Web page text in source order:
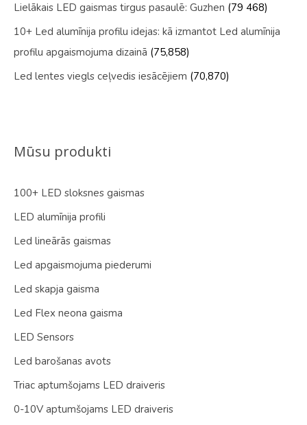
Lielākais LED gaismas tirgus pasaulē: Guzhen (79 468)
10+ Led alumīnija profilu idejas: kā izmantot Led alumīnija
profilu apgaismojuma dizainā (75,858)
Led lentes viegls ceļvedis iesācējiem (70,870)
Mūsu produkti
100+ LED sloksnes gaismas
LED alumīnija profili
Led lineārās gaismas
Led apgaismojuma piederumi
Led skapja gaisma
Led Flex neona gaisma
LED Sensors
Led barošanas avots
Triac aptumšojams LED draiveris
0-10V aptumšojams LED draiveris